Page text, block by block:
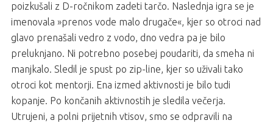
poizkušali z D-ročnikom zadeti tarčo. Naslednja igra se je
imenovala »prenos vode malo drugače«, kjer so otroci nad
glavo prenašali vedro z vodo, dno vedra pa je bilo
preluknjano. Ni potrebno posebej poudariti, da smeha ni
manjkalo. Sledil je spust po zip-line, kjer so uživali tako
otroci kot mentorji. Ena izmed aktivnosti je bilo tudi
kopanje. Po končanih aktivnostih je sledila večerja.
Utrujeni, a polni prijetnih vtisov, smo se odpravili na